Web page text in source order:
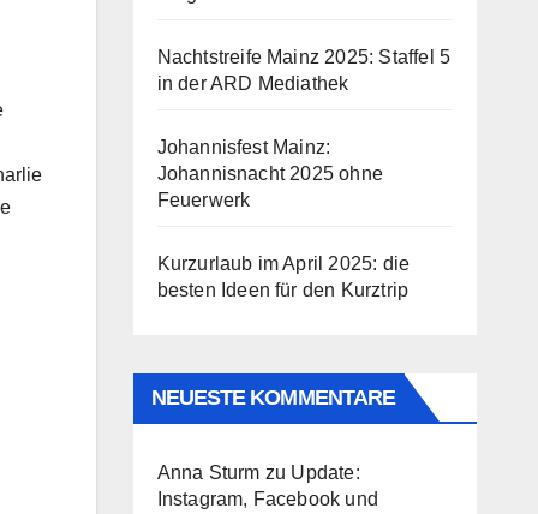
Nachtstreife Mainz 2025: Staffel 5
in der ARD Mediathek
Johannisfest Mainz:
Johannisnacht 2025 ohne
Feuerwerk
Kurzurlaub im April 2025: die
besten Ideen für den Kurztrip
NEUESTE KOMMENTARE
Anna Sturm zu Update:
Instagram, Facebook und